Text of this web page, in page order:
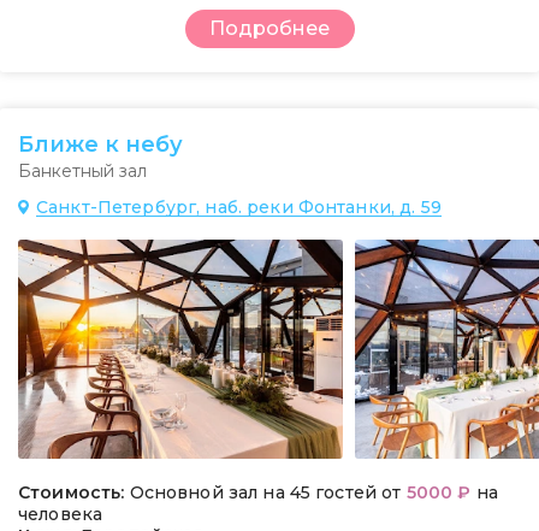
Подробнее
Ближе к небу
Банкетный зал
Санкт-Петербург, наб. реки Фонтанки, д. 59
Стоимость: Основной зал на 45 гостей от 5000 ₽ на
человека